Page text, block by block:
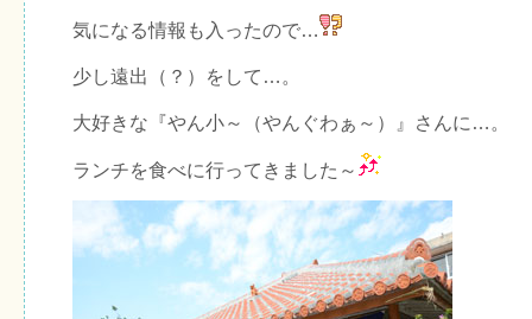
気になる情報も入ったので…
少し遠出（？）をして…。
大好きな『やん小～（やんぐわぁ～）』さんに…。
ランチを食べに行ってきました～